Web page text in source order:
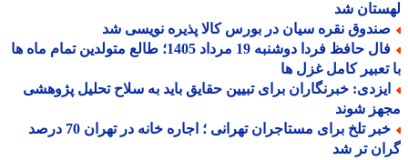
شد
نقره سیان در بورس کالا پذیره نویسی شد
فال حافظ فردا دوشنبه 19 مرداد 1405؛ طالع متولدین تمام ماه ها
کامل غزل ها
خبرنگاران برای تبیین حقایق باید به سلاح تحلیل پژوهشی
شوند
خبر تلخ برای مستاجران تهرانی ؛ اجاره خانه در تهران 70 درصد
تر شد